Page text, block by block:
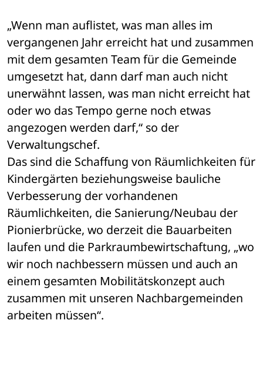
„Wenn man auflistet, was man alles im
vergangenen Jahr erreicht hat und zusammen
mit dem gesamten Team für die Gemeinde
umgesetzt hat, dann darf man auch nicht
unerwähnt lassen, was man nicht erreicht hat
oder wo das Tempo gerne noch etwas
angezogen werden darf,“ so der
Verwaltungschef.
Das sind die Schaffung von Räumlichkeiten für
Kindergärten beziehungsweise bauliche
Verbesserung der vorhandenen
Räumlichkeiten, die Sanierung/Neubau der
Pionierbrücke, wo derzeit die Bauarbeiten
laufen und die Parkraumbewirtschaftung, „wo
wir noch nachbessern müssen und auch an
einem gesamten Mobilitätskonzept auch
zusammen mit unseren Nachbargemeinden
arbeiten müssen“.